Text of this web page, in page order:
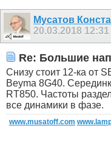
Мусатов
20.03.2018 12:31
Re: Большие
Снизу стоит 12-ка от
Beyma 8G40.
RT850. Частоты
все динамики в фазе.
www.musatoff.com